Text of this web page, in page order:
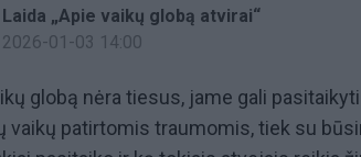
Laida „Apie vaikų globą atvirai“
2026-01-03 14:00
globą nėra tiesus, jame gali
vaikų patirtomis traumomis, tiek su